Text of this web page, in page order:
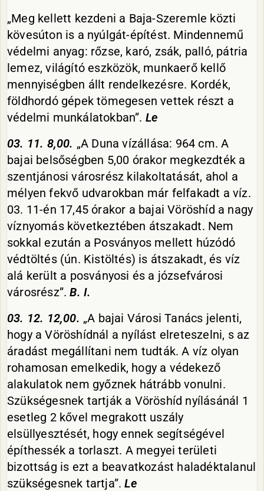
„Meg kellett kezdeni a Baja-Szeremle közti
kövesúton is a nyúlgát-építést. Mindennemű
védelmi anyag: rőzse, karó, zsák, palló, pátria
lemez, világító eszközök, munkaerő kellő
mennyiségben állt rendelkezésre. Kordék,
földhordó gépek tömegesen vettek részt a
védelmi munkálatokban”. Le
03. 11. 8,00. „A Duna vízállása: 964 cm. A
bajai belsőségben 5,00 órakor megkezdték a
szentjánosi városrész kilakoltatását, ahol a
mélyen fekvő udvarokban már felfakadt a víz.
03. 11-én 17,45 órakor a bajai Vöröshíd a nagy
víznyomás következtében átszakadt. Nem
sokkal ezután a Posványos mellett húzódó
védtöltés (ún. Kistöltés) is átszakadt, és víz
alá került a posványosi és a józsefvárosi
városrész”.B. I.
03. 12. 12,00. „A bajai Városi Tanács jelenti,
hogy a Vöröshídnál a nyílást elreteszelni, s az
áradást megállítani nem tudták. A víz olyan
rohamosan emelkedik, hogy a védekező
alakulatok nem győznek hátrább vonulni.
Szükségesnek tartják a Vöröshíd nyílásánál 1
esetleg 2 kővel megrakott uszály
elsüllyesztését, hogy ennek segítségével
építhessék a torlaszt. A megyei területi
bizottság is ezt a beavatkozást haladéktalanul
szükségesnek tartja”.Le